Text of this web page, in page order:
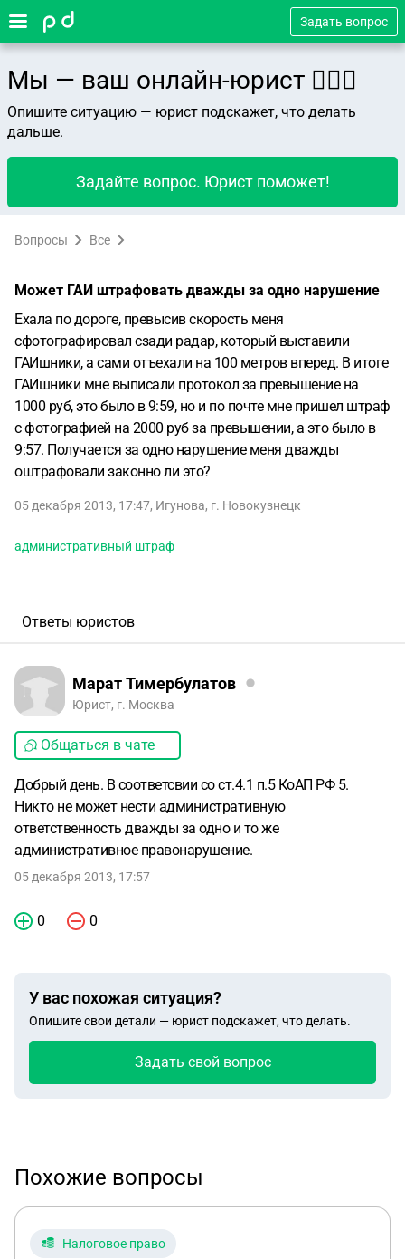
Задать вопрос
Мы — ваш онлайн-юрист 👨🏻‍⚖️
Опишите ситуацию — юрист подскажет, что делать
дальше.
Задайте вопрос. Юрист поможет!
Вопросы Все
Может ГАИ штрафовать дважды за одно нарушение
Ехала по дороге, превысив скорость меня
сфотографировал сзади радар, который выставили
ГАИшники, а сами отъехали на 100 метров вперед. В итоге
ГАИшники мне выписали протокол за превышение на
1000 руб, это было в 9:59, но и по почте мне пришел штраф
с фотографией на 2000 руб за превышении, а это было в
9:57. Получается за одно нарушение меня дважды
оштрафовали законно ли это?
05 декабря 2013, 17:47, Игунова, г. Новокузнецк
административный штраф
Ответы юристов
Марат Тимербулатов
Юрист, г. Москва
Общаться в чате
Добрый день. В соответсвии со ст.4.1 п.5 КоАП РФ 5.
Никто не может нести административную
ответственность дважды за одно и то же
административное правонарушение.
05 декабря 2013, 17:57
0 0
У вас похожая ситуация?
Опишите свои детали — юрист подскажет, что делать.
Задать свой вопрос
Похожие вопросы
Налоговое право